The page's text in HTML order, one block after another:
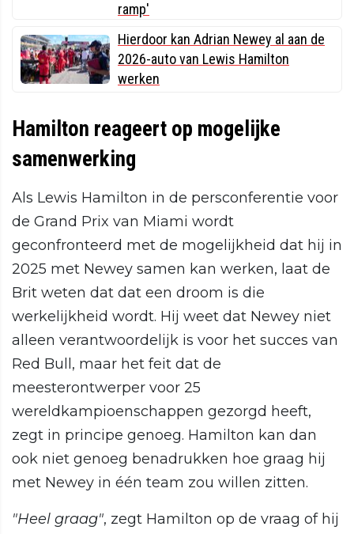
ramp'
Hierdoor kan Adrian Newey al aan de
2026-auto van Lewis Hamilton
werken
Hamilton reageert op mogelijke
samenwerking
Als Lewis Hamilton in de persconferentie voor
de Grand Prix van Miami wordt
geconfronteerd met de mogelijkheid dat hij in
2025 met Newey samen kan werken, laat de
Brit weten dat dat een droom is die
werkelijkheid wordt. Hij weet dat Newey niet
alleen verantwoordelijk is voor het succes van
Red Bull, maar het feit dat de
meesterontwerper voor 25
wereldkampioenschappen gezorgd heeft,
zegt in principe genoeg. Hamilton kan dan
ook niet genoeg benadrukken hoe graag hij
met Newey in één team zou willen zitten.
"Heel graag", zegt Hamilton op de vraag of hij